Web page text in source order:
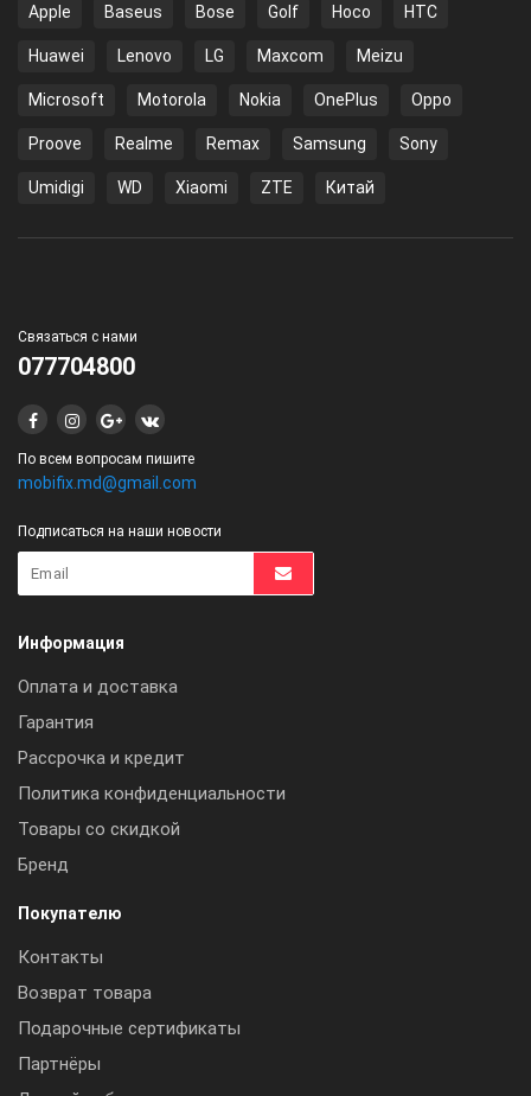
Apple Baseus Bose Golf Hoco HTC
Huawei Lenovo LG Maxcom Meizu
Microsoft Motorola Nokia OnePlus Oppo
Proove Realme Remax Samsung Sony
Umidigi WD Xiaomi ZTE Китай
Связаться с нами
077704800
По всем вопросам пишите
mobifix.md@gmail.com
Подписаться на наши новости
Информация
Оплата и доставка
Гарантия
Рассрочка и кредит
Политика конфиденциальности
Товары со скидкой
Бренд
Покупателю
Контакты
Возврат товара
Подарочные сертификаты
Партнёры